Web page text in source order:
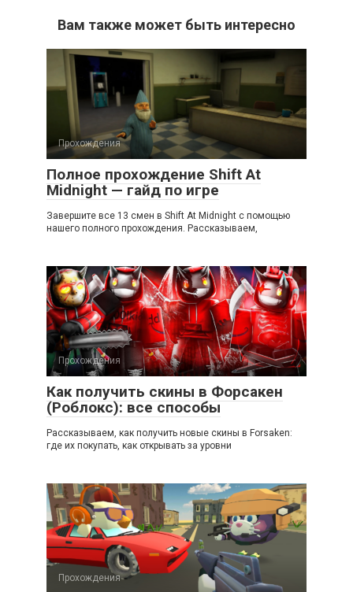
Вам также может быть интересно
Прохождения
Полное прохождение Shift At
Midnight — гайд по игре
Завершите все 13 смен в Shift At Midnight с помощью
нашего полного прохождения. Рассказываем,
Прохождения
Как получить скины в Форсакен
(Роблокс): все способы
Рассказываем, как получить новые скины в Forsaken:
где их покупать, как открывать за уровни
Прохождения